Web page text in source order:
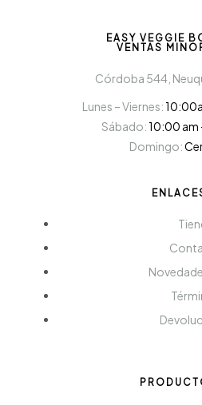
EASY VEGGIE
VENTAS
Córdoba 544,
Lunes – Viernes:
Sábado:10:00 am
Domingo: